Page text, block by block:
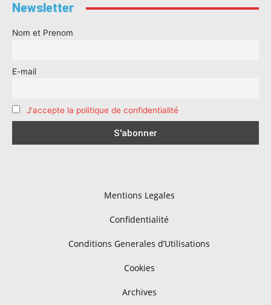
Newsletter
Nom et Prenom
E-mail
J'accepte la politique de confidentialité
Mentions Legales
Confidentialité
Conditions Generales d’Utilisations
Cookies
Archives